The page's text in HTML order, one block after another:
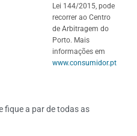
Lei 144/2015, pode
recorrer ao Centro
de Arbitragem do
Porto. Mais
informações em
www.consumidor.pt
fique a par de todas as